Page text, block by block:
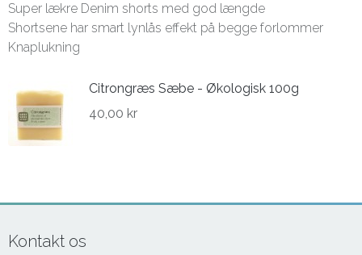
Super lækre Denim shorts med god længde
Shortsene har smart lynlås effekt på begge forlommer
Knaplukning
Citrongræs Sæbe - Økologisk 100g
40,00 kr
Kontakt os